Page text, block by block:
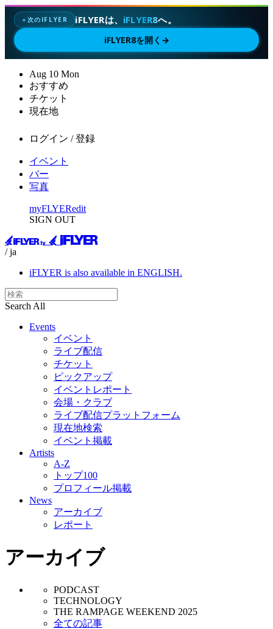
✦次のIFLYER iFLYERは、 iFLYER8へ。
iFLYER8を開く →
Aug 10 Mon
おすすめ
チケット
現在地
ログイン / 登録
イベント
バー
写真
myFLYERedit
SIGN OUT
/ ja
iFLYER is also available in ENGLISH.
Search All
Events
イベント
ライブ配信
チケット
ピックアップ
イベントレポート
会場・クラブ
ライブ配信プラットフォーム
現在地検索
イベント掲載
Artists
A-Z
トップ100
プロフィール掲載
News
アーカイブ
レポート
アーカイブ
PODCAST
TECHNOLOGY
THE RAMPAGE WEEKEND 2025
全ての記事